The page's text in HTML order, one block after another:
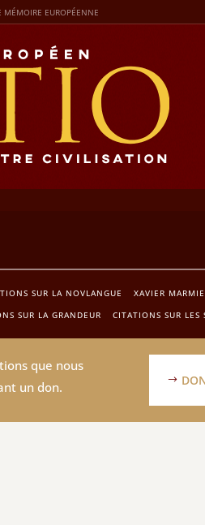
MÉMOIRE EUROPÉENNE
SUR LA NOVLANGUE XAVIER
SUR LA GRANDEUR CITATIONS SUR LES
que nous
un don.